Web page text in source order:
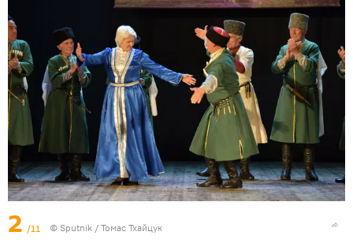
2 /11 © Sputnik / Томас Тхайцук